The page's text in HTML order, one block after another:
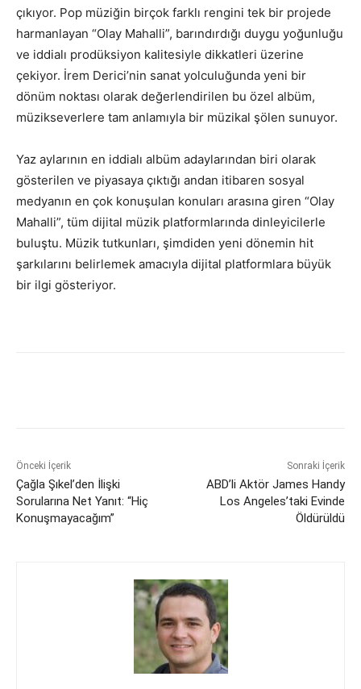
çıkıyor. Pop müziğin birçok farklı rengini tek bir projede
harmanlayan “Olay Mahalli”, barındırdığı duygu yoğunluğu
ve iddialı prodüksiyon kalitesiyle dikkatleri üzerine
çekiyor. İrem Derici’nin sanat yolculuğunda yeni bir
dönüm noktası olarak değerlendirilen bu özel albüm,
müzikseverlere tam anlamıyla bir müzikal şölen sunuyor.
Yaz aylarının en iddialı albüm adaylarından biri olarak
gösterilen ve piyasaya çıktığı andan itibaren sosyal
medyanın en çok konuşulan konuları arasına giren “Olay
Mahalli”, tüm dijital müzik platformlarında dinleyicilerle
buluştu. Müzik tutkunları, şimdiden yeni dönemin hit
şarkılarını belirlemek amacıyla dijital platformlara büyük
bir ilgi gösteriyor.
Önceki İçerik
Çağla Şıkel’den İlişki
Sorularına Net Yanıt: “Hiç
Konuşmayacağım”
Sonraki İçerik
ABD’li Aktör James Handy
Los Angeles’taki Evinde
Öldürüldü